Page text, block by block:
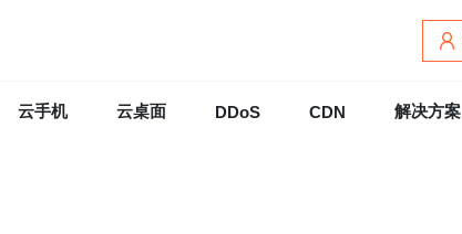
云手机 云桌面 DDoS CDN 解决方案